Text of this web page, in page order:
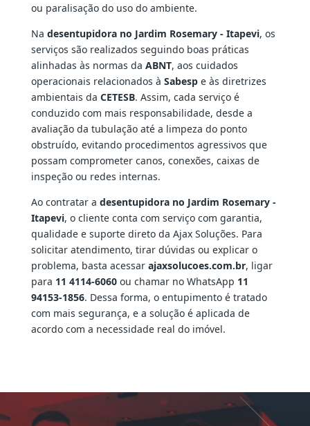
ou paralisação do uso do ambiente.
Na desentupidora no Jardim Rosemary - Itapevi, os
serviços são realizados seguindo boas práticas
alinhadas às normas da ABNT, aos cuidados
operacionais relacionados à Sabespe às diretrizes
ambientais da CETESB. Assim, cada serviço é
conduzido com mais responsabilidade, desde a
avaliação da tubulação até a limpeza do ponto
obstruído, evitando procedimentos agressivos que
possam comprometer canos, conexões, caixas de
inspeção ou redes internas.
Ao contratar a desentupidora no Jardim Rosemary -
Itapevi, o cliente conta com serviço com garantia,
qualidade e suporte direto da Ajax Soluções. Para
solicitar atendimento, tirar dúvidas ou explicar o
problema, basta acessar ajaxsolucoes.com.br, ligar
para 11 4114-6060ou chamar no WhatsApp 11
94153-1856. Dessa forma, o entupimento é tratado
com mais segurança, e a solução é aplicada de
acordo com a necessidade real do imóvel.